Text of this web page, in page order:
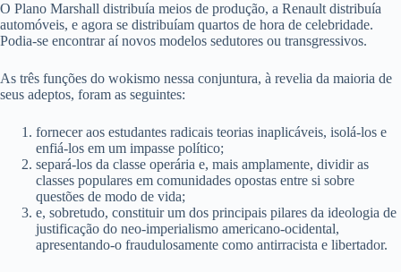
O Plano Marshall distribuía meios de produção, a Renault distribuía
automóveis, e agora se distribuíam quartos de hora de celebridade.
Podia-se encontrar aí novos modelos sedutores ou transgressivos.
As três funções do wokismo nessa conjuntura, à revelia da maioria de
seus adeptos, foram as seguintes:
fornecer aos estudantes radicais teorias inaplicáveis, isolá-los e
enfiá-los em um impasse político;
separá-los da classe operária e, mais amplamente, dividir as
classes populares em comunidades opostas entre si sobre
questões de modo de vida;
e, sobretudo, constituir um dos principais pilares da ideologia de
justificação do neo-imperialismo americano-ocidental,
apresentando-o fraudulosamente como antirracista e libertador.